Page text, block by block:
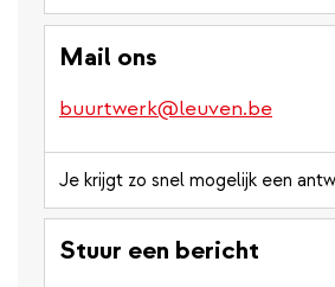
Mail ons
buurtwerk@leuven.be
Je krijgt zo snel mogelijk een
Stuur een bericht